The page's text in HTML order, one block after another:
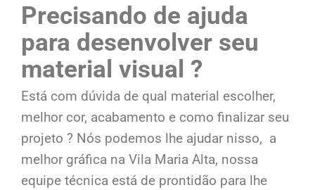
Precisando de ajuda
para desenvolver seu
material visual ?
Está com dúvida de qual material escolher,
melhor cor, acabamento e como finalizar seu
projeto ? Nós podemos lhe ajudar nisso, a
melhor gráfica na Vila Maria Alta, nossa
equipe técnica está de prontidão para lhe